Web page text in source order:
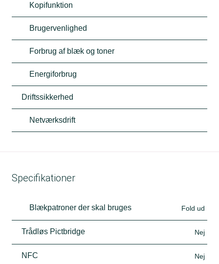
Kopifunktion
Brugervenlighed
Forbrug af blæk og toner
Energiforbrug
Driftssikkerhed
Netværksdrift
Specifikationer
Blækpatroner der skal bruges Fold ud
Trådløs Pictbridge Nej
NFC Nej